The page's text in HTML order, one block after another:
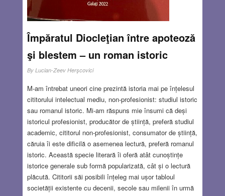
Împăratul Diocleţian între apoteoză
şi blestem – un roman istoric
By Lucian-Zeev Herşcovici
M-am întrebat uneori cine prezintă istoria mai pe înțelesul
cititorului intelectual mediu, non-profesionist: studiul istoric
sau romanul istoric. Mi-am răspuns mie însumi că deși
istoricul profesionist, producător de știință, preferă studiul
academic, cititorul non-profesionist, consumator de știință,
căruia îi este dificilă o asemenea lectură, preferă romanul
istoric. Această specie literară îi oferă atât cunoștințe
istorice generale sub formă popularizată, cât și o lectură
plăcută. Cititorii săi posibili înțeleg mai ușor tabloul
societății existente cu decenii, secole sau milenii în urmă